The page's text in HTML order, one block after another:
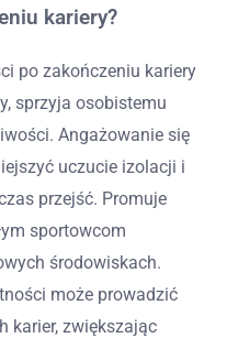
kariery?
po zakończeniu kariery
sprzyja osobistemu
Angażowanie się
uczucie izolacji i
przejść. Promuje
sportowcom
środowiskach.
może prowadzić
karier, zwiększając